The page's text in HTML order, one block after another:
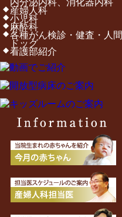
内分泌内科、消化器内科
産婦人科
小児科
麻酔科
各種がん検診・健査・人間
ドッグ
看護部紹介